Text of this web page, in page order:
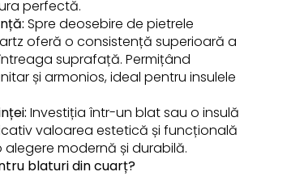
perfectă.
Spre deosebire de pietrele
oferă o consistență superioară a
suprafață. Permițând
și armonios, ideal pentru insulele
Investiția într-un blat sau o insulă
valoarea estetică și funcțională
alegere modernă și durabilă.
blaturi din cuarț?